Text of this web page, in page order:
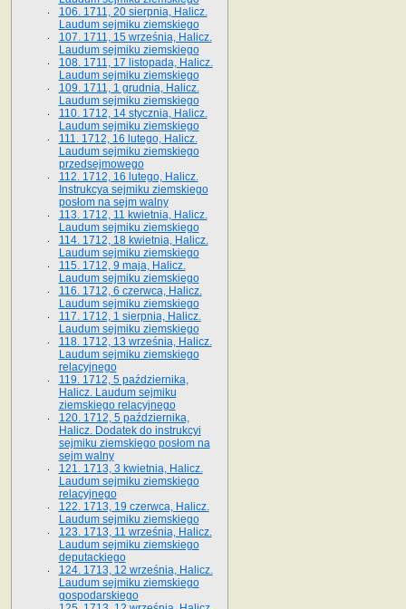
106. 1711, 20 sierpnia, Halicz.
Laudum sejmiku ziemskiego
107. 1711, 15 września, Halicz.
Laudum sejmiku ziemskiego
108. 1711, 17 listopada, Halicz.
Laudum sejmiku ziemskiego
109. 1711, 1 grudnia, Halicz.
Laudum sejmiku ziemskiego
110. 1712, 14 stycznia, Halicz.
Laudum sejmiku ziemskiego
111. 1712, 16 lutego, Halicz.
Laudum sejmiku ziemskiego
przedsejmowego
112. 1712, 16 lutego, Halicz.
Instrukcya sejmiku ziemskiego
posłom na sejm walny
113. 1712, 11 kwietnia, Halicz.
Laudum sejmiku ziemskiego
114. 1712, 18 kwietnia, Halicz.
Laudum sejmiku ziemskiego
115. 1712, 9 maja, Halicz.
Laudum sejmiku ziemskiego
116. 1712, 6 czerwca, Halicz.
Laudum sejmiku ziemskiego
117. 1712, 1 sierpnia, Halicz.
Laudum sejmiku ziemskiego
118. 1712, 13 września, Halicz.
Laudum sejmiku ziemskiego
relacyjnego
119. 1712, 5 października,
Halicz. Laudum sejmiku
ziemskiego relacyjnego
120. 1712, 5 października,
Halicz. Dodatek do instrukcyi
sejmiku ziemskiego posłom na
sejm walny
121. 1713, 3 kwietnia, Halicz.
Laudum sejmiku ziemskiego
relacyjnego
122. 1713, 19 czerwca, Halicz.
Laudum sejmiku ziemskiego
123. 1713, 11 września, Halicz.
Laudum sejmiku ziemskiego
deputackiego
124. 1713, 12 września, Halicz.
Laudum sejmiku ziemskiego
gospodarskiego